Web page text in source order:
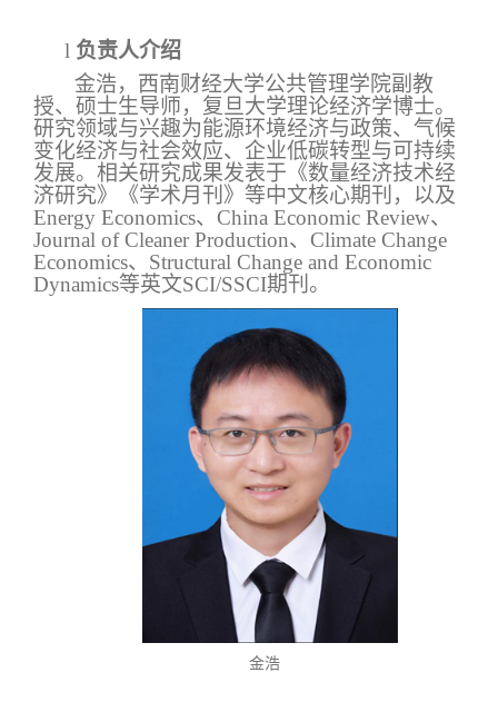
l 负责人介绍
金浩，西南财经大学公共管理学院副教
授、硕士生导师，复旦大学理论经济学博士。
研究领域与兴趣为能源环境经济与政策、气候
变化经济与社会效应、企业低碳转型与可持续
发展。相关研究成果发表于《数量经济技术经
济研究》《学术月刊》等中文核心期刊，以及
Energy Economics、 China Economic Review、
Journal of Cleaner Production、 Climate Change
Economics、 Structural Change and Economic
Dynamics等英文SCI/SSCI期刊。
金浩